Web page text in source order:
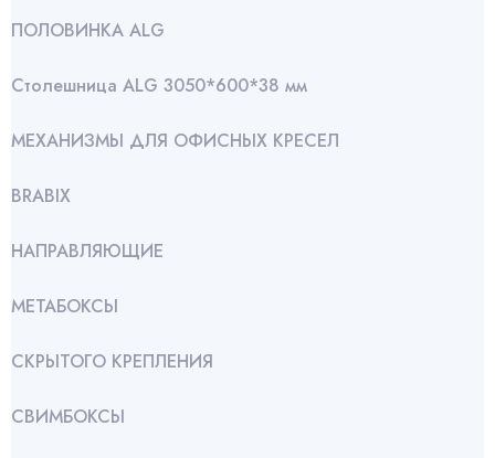
ПОЛОВИНКА ALG
Столешница ALG 3050*600*38 мм
МЕХАНИЗМЫ ДЛЯ ОФИСНЫХ КРЕСЕЛ
BRABIX
НАПРАВЛЯЮЩИЕ
МЕТАБОКСЫ
СКРЫТОГО КРЕПЛЕНИЯ
СВИМБОКСЫ